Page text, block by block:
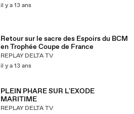
il y a 13 ans
Retour sur le sacre des Espoirs du BCM
en Trophée Coupe de France
REPLAY DELTA TV
il y a 13 ans
PLEIN PHARE SUR L'EXODE
MARITIME
REPLAY DELTA TV